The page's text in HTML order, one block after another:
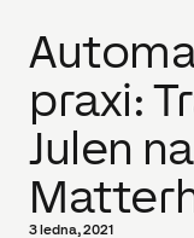
praxi:
Julen
3 ledna, 2021